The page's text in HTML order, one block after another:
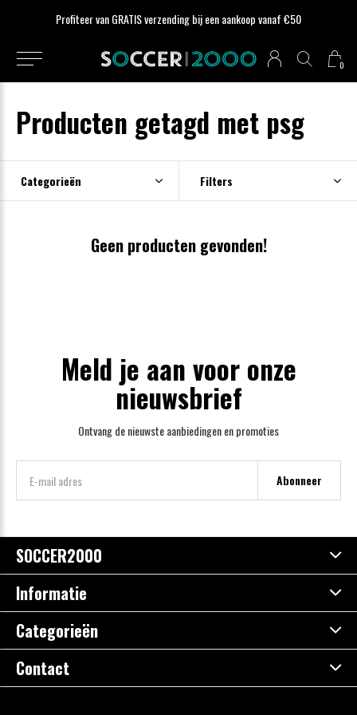
0
Profiteer van GRATIS verzending bij een aankoop vanaf €50
Producten getagd met psg
Categorieën Filters
Geen producten gevonden!
Meld je aan voor onze
nieuwsbrief
Ontvang de nieuwste aanbiedingen en promoties
Abonneer
SOCCER2000
Informatie
Categorieën
Contact